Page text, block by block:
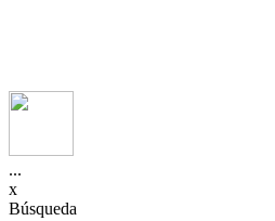
...
x
Búsqueda